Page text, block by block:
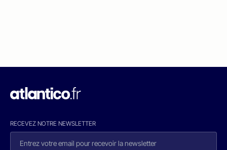
RECEVEZ NOTRE NEWSLETTER